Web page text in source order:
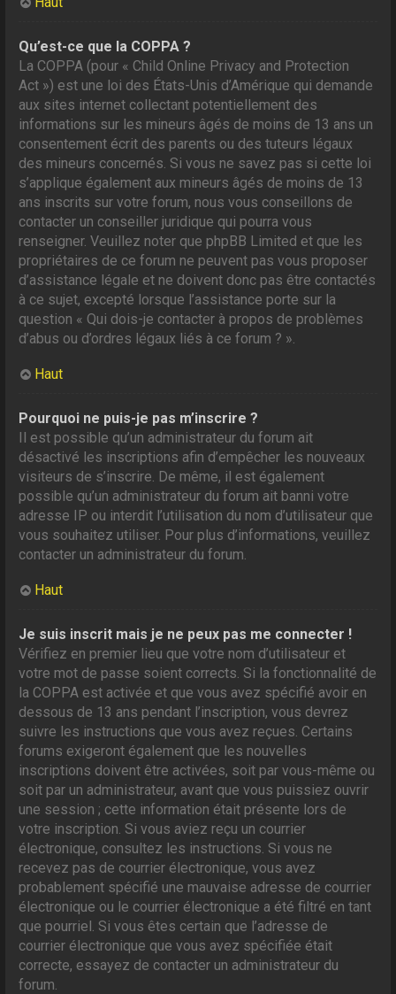
Qu’est-ce que la COPPA ?
La COPPA (pour « Child Online Privacy and Protection
Act ») est une loi des États-Unis d’Amérique qui demande
aux sites internet collectant potentiellement des
informations sur les mineurs âgés de moins de 13 ans un
consentement écrit des parents ou des tuteurs légaux
des mineurs concernés. Si vous ne savez pas si cette loi
s’applique également aux mineurs âgés de moins de 13
ans inscrits sur votre forum, nous vous conseillons de
contacter un conseiller juridique qui pourra vous
renseigner. Veuillez noter que phpBB Limited et que les
propriétaires de ce forum ne peuvent pas vous proposer
d’assistance légale et ne doivent donc pas être contactés
à ce sujet, excepté lorsque l’assistance porte sur la
question « Qui dois-je contacter à propos de problèmes
d’abus ou d’ordres légaux liés à ce forum ? ».
Haut
Pourquoi ne puis-je pas m’inscrire ?
Il est possible qu’un administrateur du forum ait
désactivé les inscriptions afin d’empêcher les nouveaux
visiteurs de s’inscrire. De même, il est également
possible qu’un administrateur du forum ait banni votre
adresse IP ou interdit l’utilisation du nom d’utilisateur que
vous souhaitez utiliser. Pour plus d’informations, veuillez
contacter un administrateur du forum.
Haut
Je suis inscrit mais je ne peux pas me connecter !
Vérifiez en premier lieu que votre nom d’utilisateur et
votre mot de passe soient corrects. Si la fonctionnalité de
la COPPA est activée et que vous avez spécifié avoir en
dessous de 13 ans pendant l’inscription, vous devrez
suivre les instructions que vous avez reçues. Certains
forums exigeront également que les nouvelles
inscriptions doivent être activées, soit par vous-même ou
soit par un administrateur, avant que vous puissiez ouvrir
une session ; cette information était présente lors de
votre inscription. Si vous aviez reçu un courrier
électronique, consultez les instructions. Si vous ne
recevez pas de courrier électronique, vous avez
probablement spécifié une mauvaise adresse de courrier
électronique ou le courrier électronique a été filtré en tant
que pourriel. Si vous êtes certain que l’adresse de
courrier électronique que vous avez spécifiée était
correcte, essayez de contacter un administrateur du
forum.